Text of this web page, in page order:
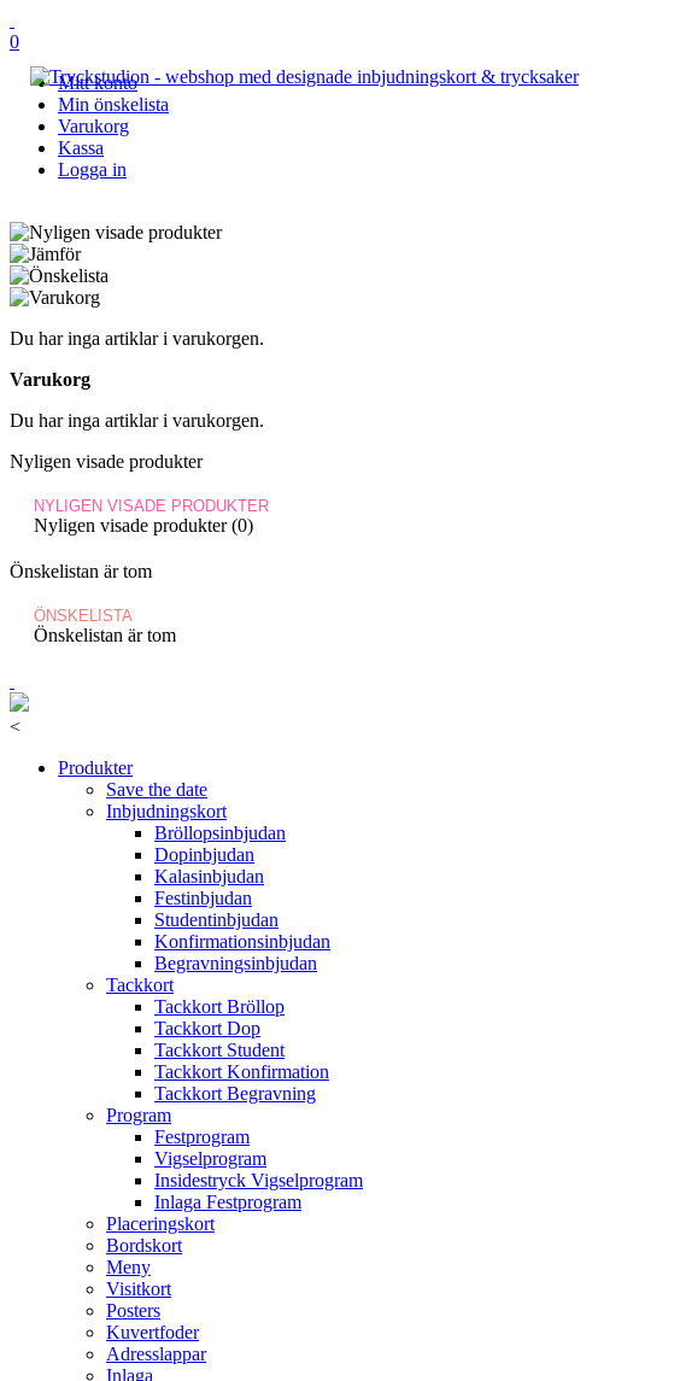
0
Mitt konto
Min önskelista
Varukorg
Kassa
Logga in
Du har inga artiklar i varukorgen.
Varukorg
Du har inga artiklar i varukorgen.
Nyligen visade produkter
NYLIGEN VISADE PRODUKTER
Nyligen visade produkter (0)
Önskelistan är tom
ÖNSKELISTA
Önskelistan är tom
<
Produkter
Save the date
Inbjudningskort
Bröllopsinbjudan
Dopinbjudan
Kalasinbjudan
Festinbjudan
Studentinbjudan
Konfirmationsinbjudan
Begravningsinbjudan
Tackkort
Tackkort Bröllop
Tackkort Dop
Tackkort Student
Tackkort Konfirmation
Tackkort Begravning
Program
Festprogram
Vigselprogram
Insidestryck Vigselprogram
Inlaga Festprogram
Placeringskort
Bordskort
Meny
Visitkort
Posters
Kuvertfoder
Adresslappar
Inlaga